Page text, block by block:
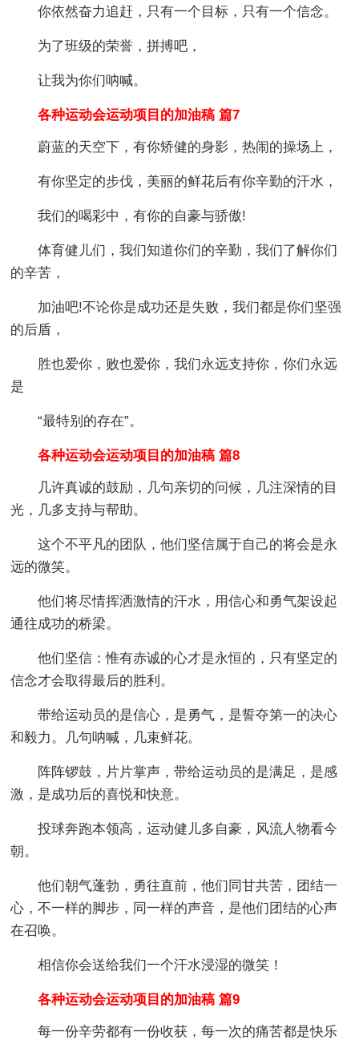
你依然奋力追赶，只有一个目标，只有一个信念。
为了班级的荣誉，拼搏吧，
让我为你们呐喊。
各种运动会运动项目的加油稿 篇7
蔚蓝的天空下，有你矫健的身影，热闹的操场上，
有你坚定的步伐，美丽的鲜花后有你辛勤的汗水，
我们的喝彩中，有你的自豪与骄傲!
体育健儿们，我们知道你们的辛勤，我们了解你们
的辛苦，
加油吧!不论你是成功还是失败，我们都是你们坚强
的后盾，
胜也爱你，败也爱你，我们永远支持你，你们永远
是
“最特别的存在”。
各种运动会运动项目的加油稿 篇8
几许真诚的鼓励，几句亲切的问候，几注深情的目
光，几多支持与帮助。
这个不平凡的团队，他们坚信属于自己的将会是永
远的微笑。
他们将尽情挥洒激情的汗水，用信心和勇气架设起
通往成功的桥梁。
他们坚信：惟有赤诚的心才是永恒的，只有坚定的
信念才会取得最后的胜利。
带给运动员的是信心，是勇气，是誓夺第一的决心
和毅力。几句呐喊，几束鲜花。
阵阵锣鼓，片片掌声，带给运动员的是满足，是感
激，是成功后的喜悦和快意。
投球奔跑本领高，运动健儿多自豪，风流人物看今
朝。
他们朝气蓬勃，勇往直前，他们同甘共苦，团结一
心，不一样的脚步，同一样的声音，是他们团结的心声
在召唤。
相信你会送给我们一个汗水浸湿的微笑！
各种运动会运动项目的加油稿 篇9
每一份辛劳都有一份收获，每一次的痛苦都是快乐